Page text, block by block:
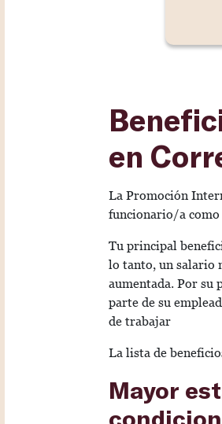
en
La Promoción
funcionario/a como
Tu principal
lo tanto, un salario
aumentada. Por su
parte de su
de trabajar
La lista de
Mayor